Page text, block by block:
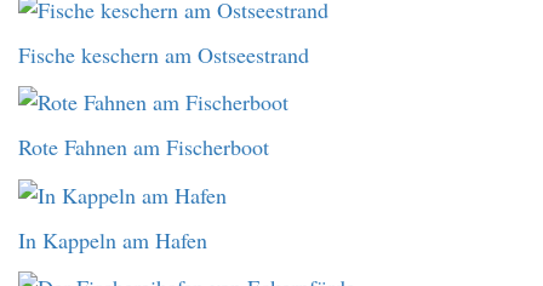
Fische keschern am Ostseestrand
Rote Fahnen am Fischerboot
In Kappeln am Hafen